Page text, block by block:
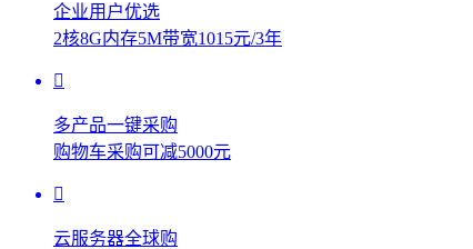
企业用户优选
2核8G内存5M带宽1015元/3年
多产品一键采购
购物车采购可减5000元
云服务器全球购